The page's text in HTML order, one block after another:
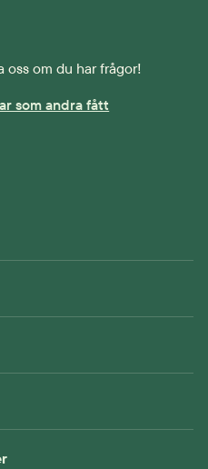
oss om du har frågor!
som andra fått